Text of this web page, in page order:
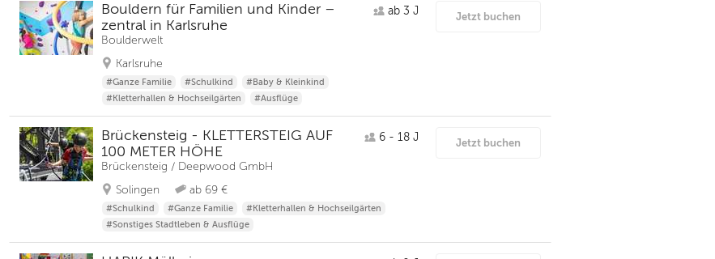
Bouldern für Familien und Kinder –
zentral in Karlsruhe
Boulderwelt
Karlsruhe
ab 3 J
#Ganze Familie #Schulkind
#Baby & Kleinkind
#Kletterhallen & Hochseilgärten
#Ausflüge
Jetzt buchen
Brückensteig - KLETTERSTEIG AUF
100 METER HÖHE
Brückensteig / Deepwood GmbH
Solingen
ab 69 €
6 - 18 J
#Schulkind #Ganze Familie
#Kletterhallen & Hochseilgärten
#Sonstiges Stadtleben & Ausflüge
Jetzt buchen